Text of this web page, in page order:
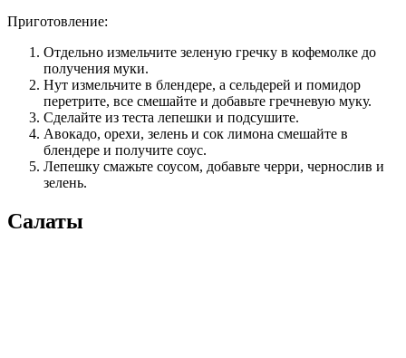
Приготовление:
Отдельно измельчите зеленую гречку в кофемолке до
получения муки.
Нут измельчите в блендере, а сельдерей и помидор
перетрите, все смешайте и добавьте гречневую муку.
Сделайте из теста лепешки и подсушите.
Авокадо, орехи, зелень и сок лимона смешайте в
блендере и получите соус.
Лепешку смажьте соусом, добавьте черри, чернослив и
зелень.
Салаты